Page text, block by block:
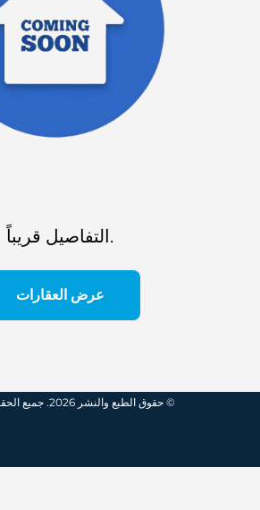
التفاصيل قريباً.
عرض العقارات
© حقوق الطبع والنشر 2026. جميع الحقوق محفوظة.